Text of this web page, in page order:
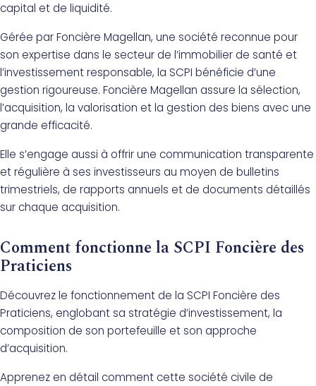
capital et de liquidité.
Gérée par Foncière Magellan, une société reconnue pour
son expertise dans le secteur de l’immobilier de santé et
l’investissement responsable, la SCPI bénéficie d’une
gestion rigoureuse. Foncière Magellan assure la sélection,
l’acquisition, la valorisation et la gestion des biens avec une
grande efficacité.
Elle s’engage aussi à offrir une communication transparente
et régulière à ses investisseurs au moyen de bulletins
trimestriels, de rapports annuels et de documents détaillés
sur chaque acquisition.
Comment fonctionne la SCPI Foncière des
Praticiens
Découvrez le fonctionnement de la SCPI Foncière des
Praticiens, englobant sa stratégie d’investissement, la
composition de son portefeuille et son approche
d’acquisition.
Apprenez en détail comment cette société civile de